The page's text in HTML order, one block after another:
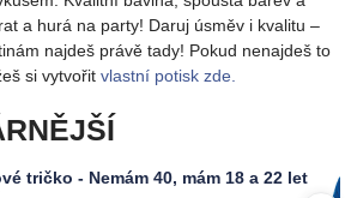
a hurá na party! Daruj úsměv i kvalitu –
najdeš právě tady! Pokud nenajdeš to
si vytvořit vlastní potisk zde.
tričko - Nemám 40, mám 18 a 22 let